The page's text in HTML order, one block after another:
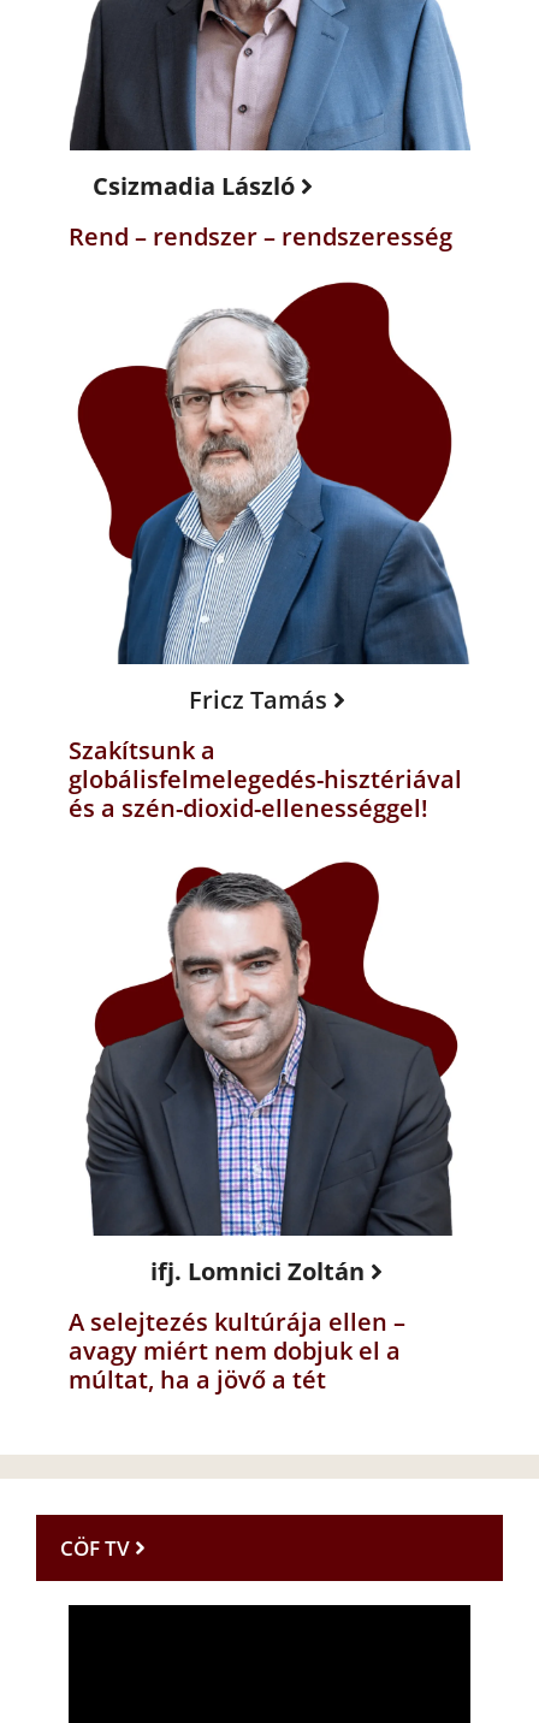
Csizmadia László
Rend – rendszer – rendszeresség
Fricz Tamás
Szakítsunk a
globálisfelmelegedés-hisztériával
és a szén-dioxid-ellenességgel!
ifj. Lomnici Zoltán
A selejtezés kultúrája ellen –
avagy miért nem dobjuk el a
múltat, ha a jövő a tét
CÖF TV